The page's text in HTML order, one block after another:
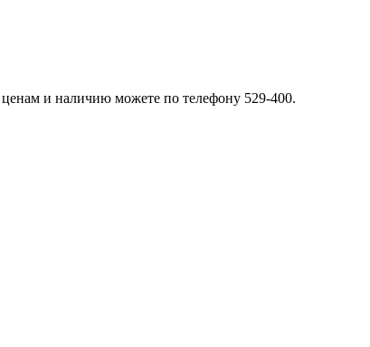
и наличию можете по телефону 529-400.